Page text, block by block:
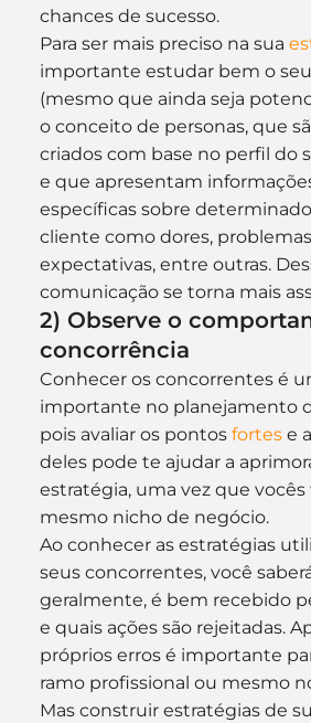
chances de sucesso.
Para ser mais preciso na sua
importante estudar bem o
(mesmo que ainda seja
o conceito de personas, que
criados com base no perfil do
e que apresentam
específicas sobre
cliente como dores,
expectativas, entre outras.
comunicação se torna mais
2) Observe o
concorrência
Conhecer os concorrentes é
importante no planejamento
pois avaliar os pontos fortes e
deles pode te ajudar a
estratégia, uma vez que
mesmo nicho de negócio.
Ao conhecer as estratégias
seus concorrentes, você
geralmente, é bem recebido
e quais ações são rejeitadas.
próprios erros é importante
ramo profissional ou mesmo
Mas construir estratégias de